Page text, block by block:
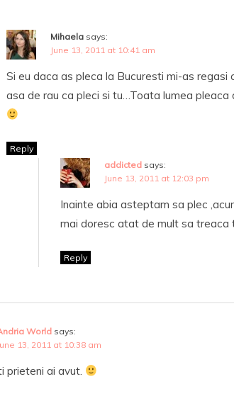
Mihaela says:
June 13, 2011 at 10:41 am
Si eu daca as pleca la Bucuresti mi-as regasi
asa de rau ca pleci si tu…Toata lumea pleaca
Reply
addicted says:
June 13, 2011 at 12:03 pm
Inainte abia asteptam sa plec
mai doresc atat de mult sa treaca
Reply
World says:
13, 2011 at 10:38 am
prieteni ai avut.